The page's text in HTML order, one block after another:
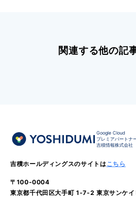
関連する他の記
Google Cloud
プレミアパートナ
吉積情報株式会社
吉積ホールディングスのサイトはこちら
〒100-0004
東京都千代田区大手町 1-7-2 東京サンケ